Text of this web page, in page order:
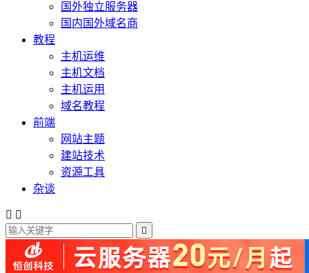
国外独立服务器
国内国外域名商
教程
主机运维
主机文档
主机运用
域名教程
前端
网站主题
建站技术
资源工具
杂谈
 
